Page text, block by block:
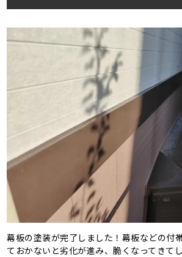
幕板の塗装が完了しました！幕板などの付
ておかないと劣化が進み、脆くなってきてし